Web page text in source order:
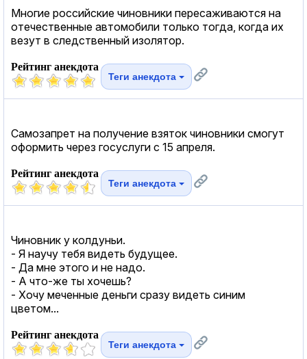
Многие российские чиновники пересаживаются на
отечественные автомобили только тогда, когда их
везут в следственный изолятор.
Рейтинг анекдота
Теги анекдота
Самозапрет на получение взяток чиновники смогут
оформить через госуслуги с 15 апреля.
Рейтинг анекдота
Теги анекдота
Чиновник у колдуньи.
- Я научу тебя видеть будущее.
- Да мне этого и не надо.
- А что-же ты хочешь?
- Хочу меченные деньги сразу видеть синим
цветом...
Рейтинг анекдота
Теги анекдота